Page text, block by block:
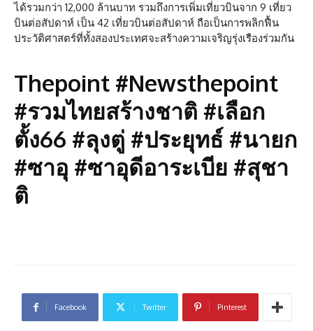
ได้รวมกว่า 12,000 ล้านบาท รวมถึงการเพิ่มเที่ยวบินจาก 9 เที่ยว
บินต่อสัปดาห์ เป็น 42 เที่ยวบินต่อสัปดาห์ ถือเป็นการพลิกฟื้น
ประวัติศาสตร์ที่ทั้งสองประเทศจะสร้างความเจริญรุ่งเรืองร่วมกัน
Thepoint #Newsthepoint
#รวมไทยสร้างชาติ #เลือก
ตั้ง66 #ลุงตู่ #ประยุทธ์ #นายก
#ซาอุ #ซาอุดีอาระเบีย #สุชา
ติ
Facebook Twitter Pinterest